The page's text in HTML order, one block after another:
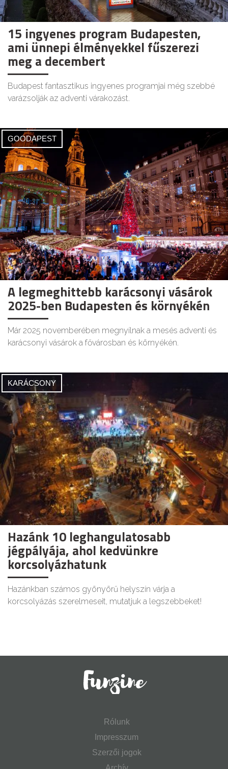
15 ingyenes program Budapesten,
ami ünnepi élményekkel fűszerezi
meg a decembert
Budapest fantasztikus ingyenes programjai még szebbé
varázsolják az adventi várakozást.
GOODAPEST
A legmeghittebb karácsonyi vásárok
2025-ben Budapesten és környékén
Már 2025 novemberében megnyílnak a mesés adventi és
karácsonyi vásárok a fővárosban és környékén.
KARÁCSONY
Hazánk 10 leghangulatosabb
jégpályája, ahol kedvünkre
korcsolyázhatunk
Hazánkban számos gyönyörű helyszín várja a
korcsolyázás szerelmeseit, mutatjuk a legszebbeket!
Rólunk
Impresszum
Szerzői jogok